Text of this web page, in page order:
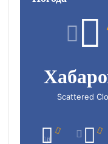
Scattered